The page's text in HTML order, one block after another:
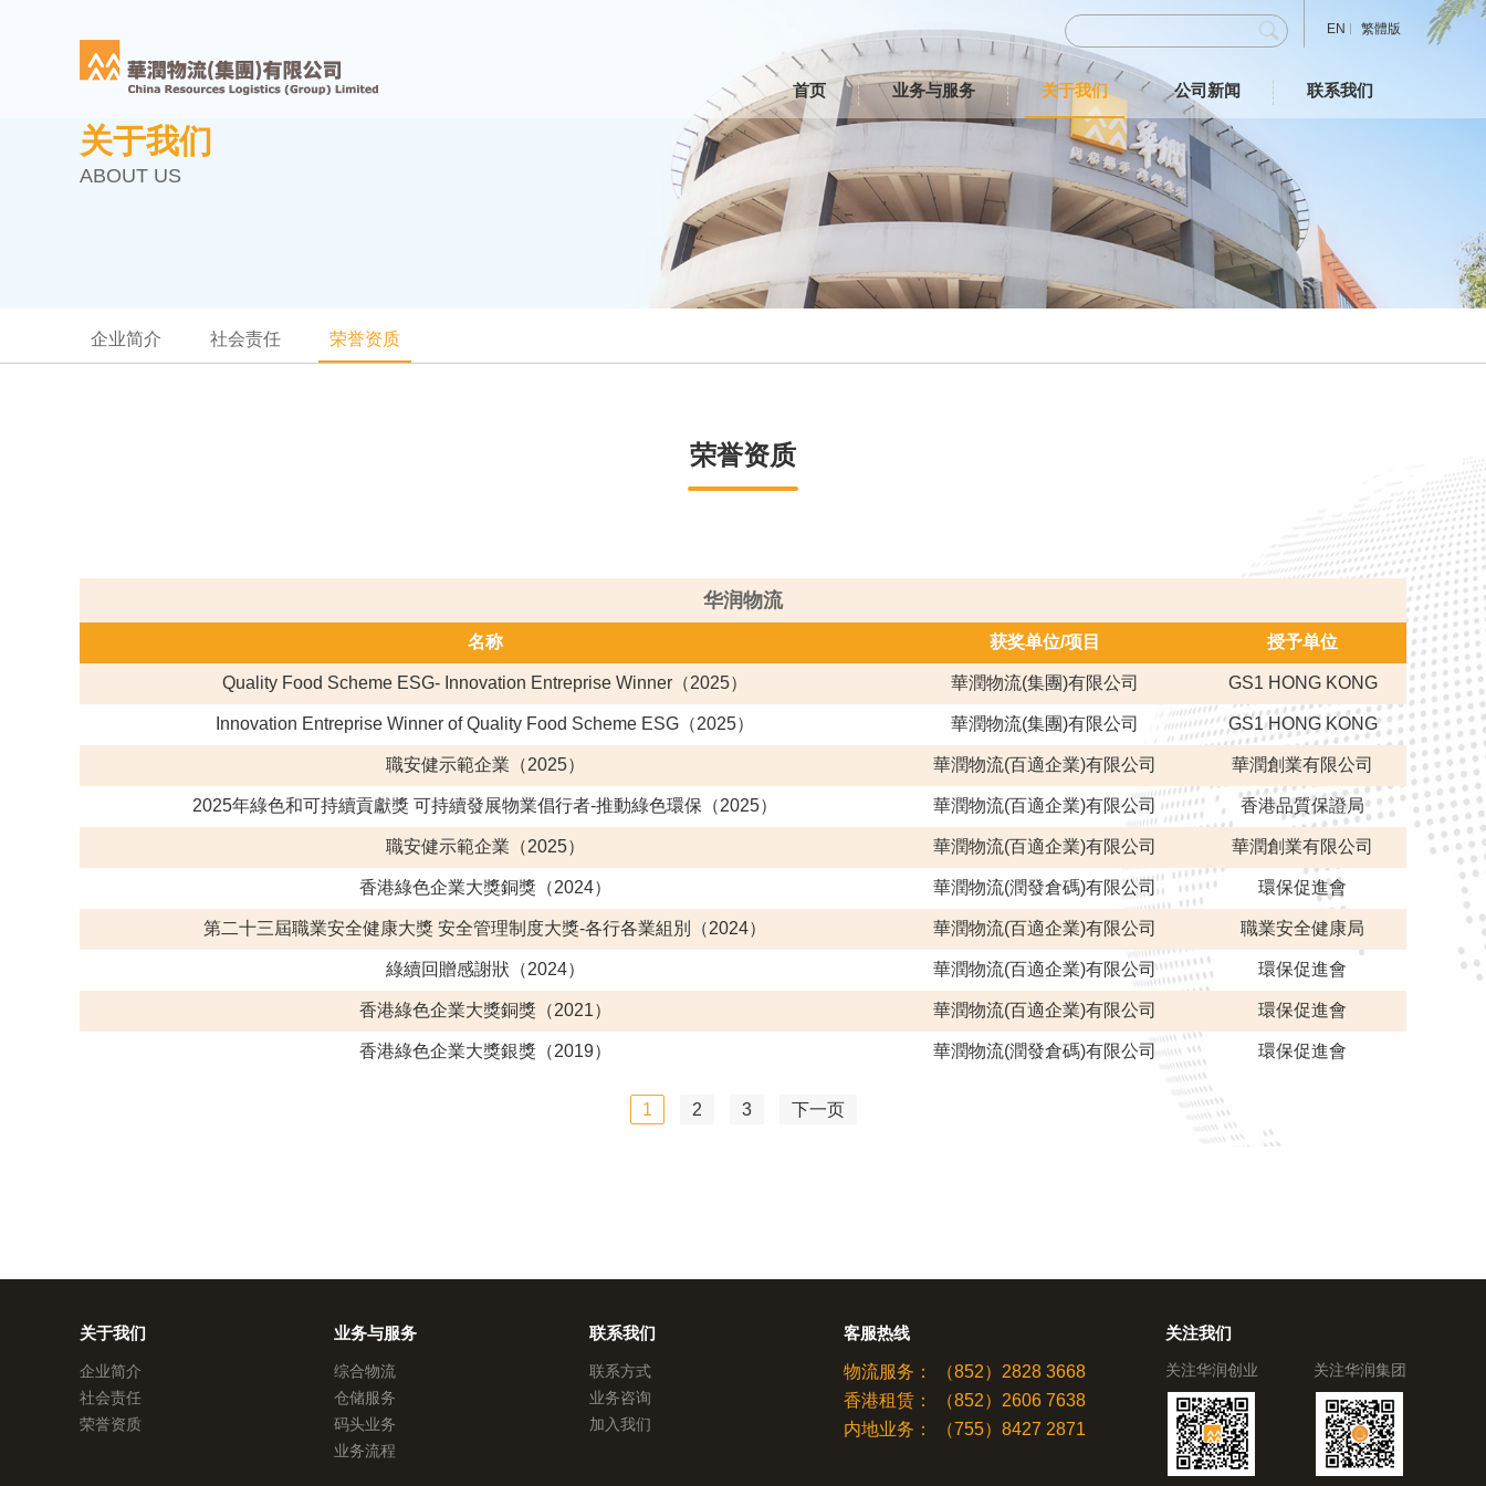
EN 繁體版
首页 业务与服务 关于我们 公司新闻 联系我们
关于我们
ABOUT US
企业简介 社会责任 荣誉资质
荣誉资质
华润物流
名称 获奖单位/项目 授予单位
Quality Food Scheme ESG- Innovation Entreprise Winner（2025） 華潤物流(集團)有限公司 GS1 HONG KONG
Innovation Entreprise Winner of Quality Food Scheme ESG（2025） 華潤物流(集團)有限公司 GS1 HONG KONG
職安健示範企業（2025） 華潤物流(百適企業)有限公司 華潤創業有限公司
2025年綠色和可持續貢獻獎 可持續發展物業倡行者-推動綠色環保（2025） 華潤物流(百適企業)有限公司 香港品質保證局
職安健示範企業（2025） 華潤物流(百適企業)有限公司 華潤創業有限公司
香港綠色企業大獎銅獎（2024） 華潤物流(潤發倉碼)有限公司 環保促進會
第二十三屆職業安全健康大獎 安全管理制度大獎-各行各業組別（2024） 華潤物流(百適企業)有限公司 職業安全健康局
綠續回贈感謝狀（2024） 華潤物流(百適企業)有限公司 環保促進會
香港綠色企業大獎銅獎（2021） 華潤物流(百適企業)有限公司 環保促進會
香港綠色企業大獎銀獎（2019） 華潤物流(潤發倉碼)有限公司 環保促進會
1 2 3 下一页
关于我们
企业简介
社会责任
荣誉资质
业务与服务
综合物流
仓储服务
码头业务
业务流程
联系我们
联系方式
业务咨询
加入我们
客服热线
物流服务：
（852）2828 3668
香港租赁：
（852）2606 7638
内地业务：
（755）8427 2871
关注我们
关注华润创业 关注华润集团